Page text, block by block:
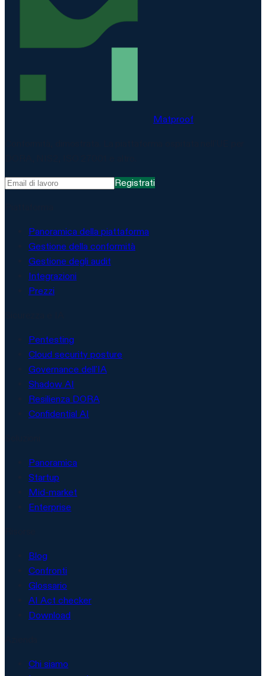
Matproof
Registrati
Panoramica della piattaforma
Gestione della conformità
Gestione degli audit
Integrazioni
Prezzi
Pentesting
Cloud security posture
Governance dell'IA
Shadow AI
Resilienza DORA
Confidential AI
Panoramica
Startup
Mid-market
Enterprise
Blog
Confronti
Glossario
AI Act checker
Download
Chi siamo